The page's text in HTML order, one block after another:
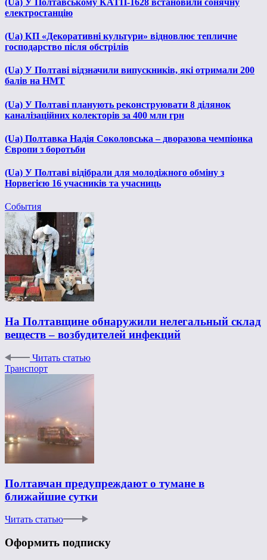
електростанцію
(Ua) КП «Декоративні культури» відновлює тепличне
господарство після обстрілів
(Ua) У Полтаві відзначили випускників, які отримали 200
балів на НМТ
(Ua) У Полтаві планують реконструювати 8 ділянок
каналізаційних колекторів за 400 млн грн
(Ua) Полтавка Надія Соколовська – дворазова чемпіонка
Європи з боротьби
(Ua) У Полтаві відібрали для молодіжного обміну з
Норвегією 16 учасників та учасниць
События
На Полтавщине обнаружили нелегальный склад
веществ – возбудителей инфекций
Читать статью
Транспорт
Полтавчан предупреждают о тумане в
ближайшие сутки
Читать статью
Оформить подписку